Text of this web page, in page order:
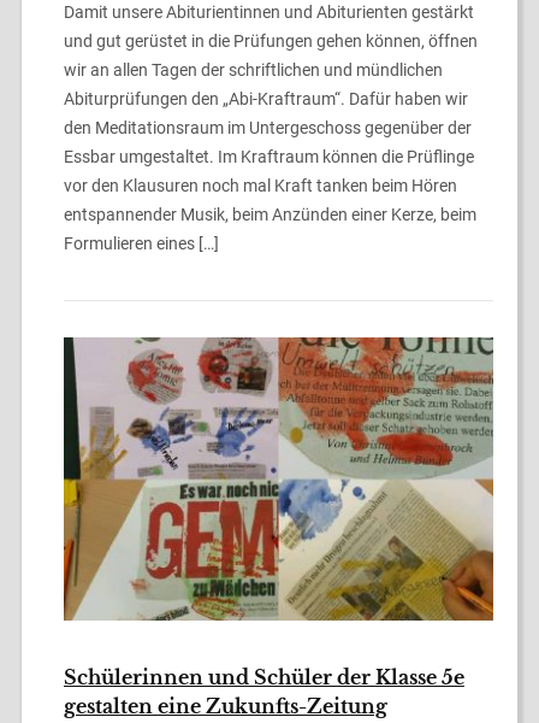
Damit unsere Abiturientinnen und Abiturienten gestärkt
und gut gerüstet in die Prüfungen gehen können, öffnen
wir an allen Tagen der schriftlichen und mündlichen
Abiturprüfungen den „Abi-Kraftraum“. Dafür haben wir
den Meditationsraum im Untergeschoss gegenüber der
Essbar umgestaltet. Im Kraftraum können die Prüflinge
vor den Klausuren noch mal Kraft tanken beim Hören
entspannender Musik, beim Anzünden einer Kerze, beim
Formulieren eines […]
Schülerinnen und Schüler der Klasse 5e
gestalten eine Zukunfts-Zeitung